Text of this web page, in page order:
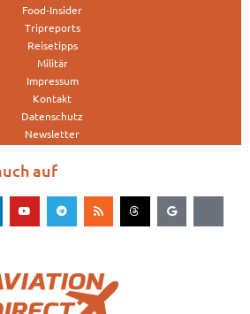
Food-Insider
Tripreports
Reisetipps
Militär
Impressum
Kontakt
Datenschutz
Newsletter
auf